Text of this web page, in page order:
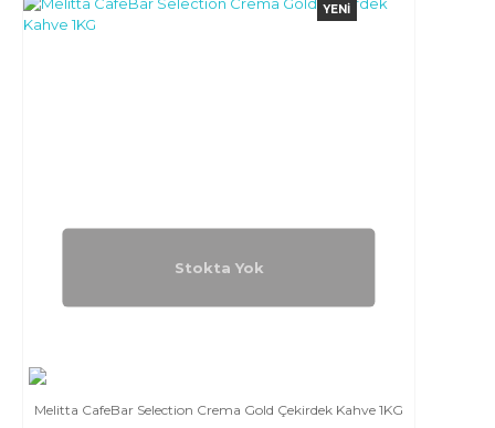
YENI
Stokta Yok
Melitta CafeBar Selection Crema Gold Çekirdek Kahve 1KG